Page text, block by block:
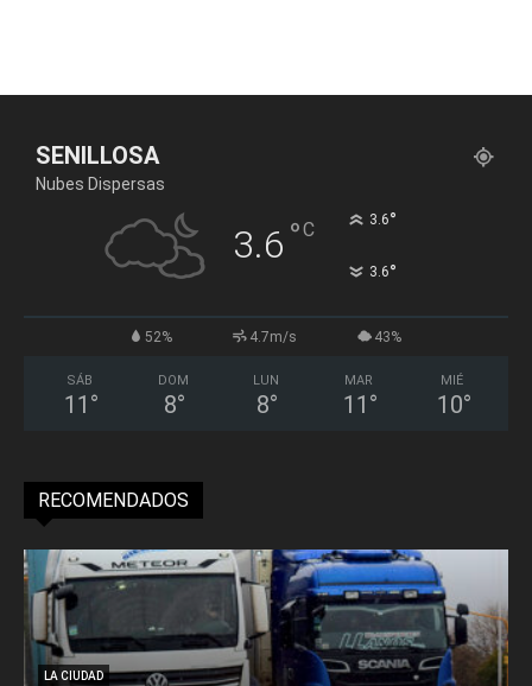
SENILLOSA
Nubes Dispersas
3.6 °C 3.6°
3.6°
52% 4.7m/s 43%
SÁB
11 °
DOM
8°
LUN
8°
MAR
11 °
MIÉ
10°
RECOMENDADOS
LA CIUDAD